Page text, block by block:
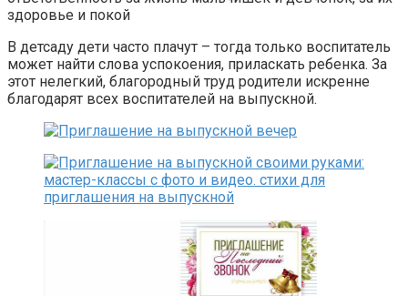
здоровье и покой
В детсаду дети часто плачут – тогда только воспитатель
может найти слова успокоения, приласкать ребенка. За
этот нелегкий, благородный труд родители искренне
благодарят всех воспитателей на выпускной.